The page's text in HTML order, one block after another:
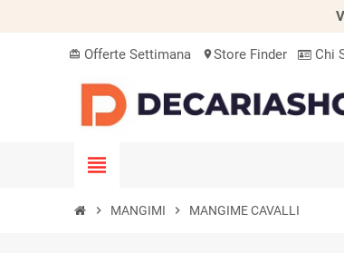
card_giftcard Offerte Settimana location_onStore Finder Chi
view_headline
chevron_right MANGIMI chevron_right MANGIME CAVALLI